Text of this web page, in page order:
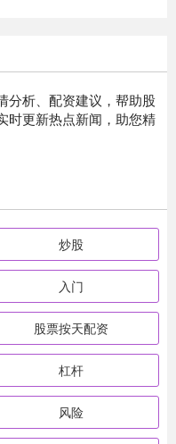
分析、配资建议，帮助股
时更新热点新闻，助您精
炒股
入门
股票按天配资
杠杆
风险